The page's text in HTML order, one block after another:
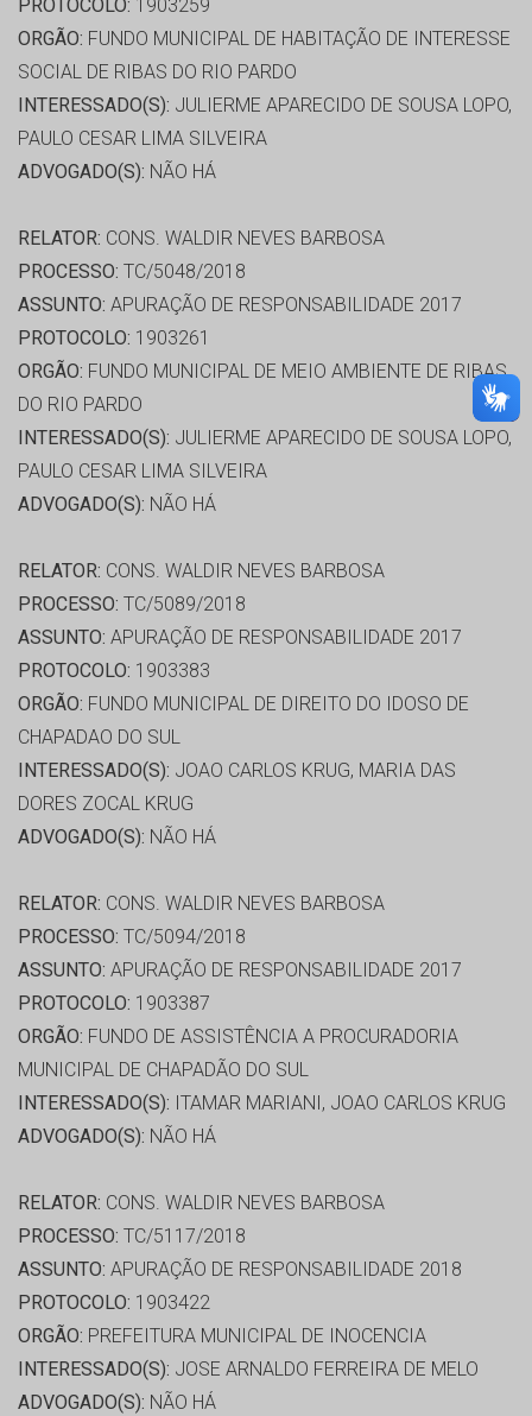
PROTOCOLO: 1903259
ORGÃO: FUNDO MUNICIPAL DE HABITAÇÃO DE INTERESSE
SOCIAL DE RIBAS DO RIO PARDO
INTERESSADO(S): JULIERME APARECIDO DE SOUSA LOPO,
PAULO CESAR LIMA SILVEIRA
ADVOGADO(S): NÃO HÁ
RELATOR: CONS. WALDIR NEVES BARBOSA
PROCESSO: TC/5048/2018
ASSUNTO: APURAÇÃO DE RESPONSABILIDADE 2017
PROTOCOLO: 1903261
ORGÃO: FUNDO MUNICIPAL DE MEIO AMBIENTE DE RIBAS
DO RIO PARDO
INTERESSADO(S): JULIERME APARECIDO DE SOUSA LOPO,
PAULO CESAR LIMA SILVEIRA
ADVOGADO(S): NÃO HÁ
RELATOR: CONS. WALDIR NEVES BARBOSA
PROCESSO: TC/5089/2018
ASSUNTO: APURAÇÃO DE RESPONSABILIDADE 2017
PROTOCOLO: 1903383
ORGÃO: FUNDO MUNICIPAL DE DIREITO DO IDOSO DE
CHAPADAO DO SUL
INTERESSADO(S): JOAO CARLOS KRUG, MARIA DAS
DORES ZOCAL KRUG
ADVOGADO(S): NÃO HÁ
RELATOR: CONS. WALDIR NEVES BARBOSA
PROCESSO: TC/5094/2018
ASSUNTO: APURAÇÃO DE RESPONSABILIDADE 2017
PROTOCOLO: 1903387
ORGÃO: FUNDO DE ASSISTÊNCIA A PROCURADORIA
MUNICIPAL DE CHAPADÃO DO SUL
INTERESSADO(S): ITAMAR MARIANI, JOAO CARLOS KRUG
ADVOGADO(S): NÃO HÁ
RELATOR: CONS. WALDIR NEVES BARBOSA
PROCESSO: TC/5117/2018
ASSUNTO: APURAÇÃO DE RESPONSABILIDADE 2018
PROTOCOLO: 1903422
ORGÃO: PREFEITURA MUNICIPAL DE INOCENCIA
INTERESSADO(S): JOSE ARNALDO FERREIRA DE MELO
ADVOGADO(S): NÃO HÁ